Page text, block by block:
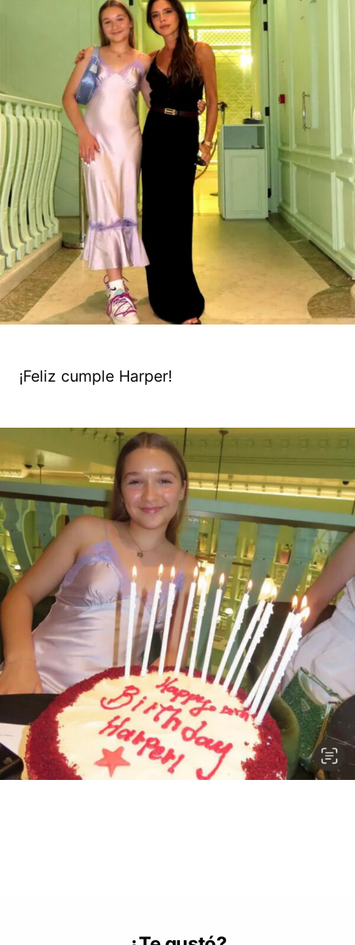
¡Feliz cumple Harper!